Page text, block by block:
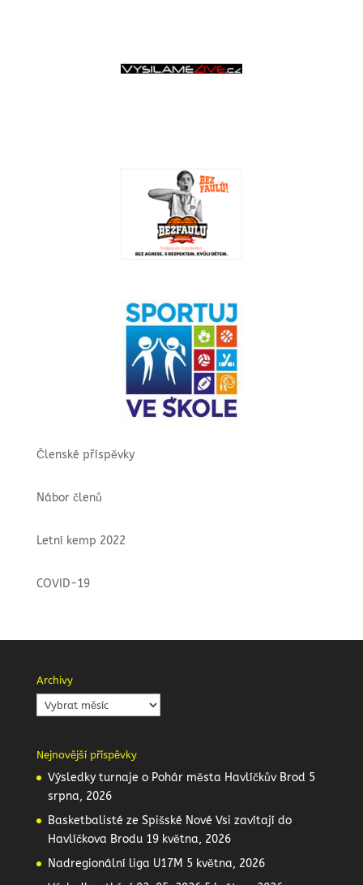
Členské příspěvky
Nábor členů
Letní kemp 2022
COVID-19
Archivy
Archivy
Nejnovější příspěvky
Výsledky turnaje o Pohár města Havlíčkův Brod 5
srpna, 2026
Basketbalisté ze Spišské Nové Vsi zavítají do
Havlíčkova Brodu 19 května, 2026
Nadregionální liga U17M 5 května, 2026